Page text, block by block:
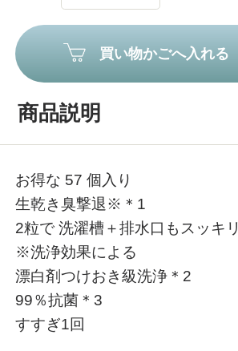
買い物かごへ入れる
商品説明
お得な 57 個入り
生乾き臭撃退※＊1
2粒で 洗濯槽＋排水口もスッキリ
※洗浄効果による
漂白剤つけおき級洗浄＊2
99％抗菌＊3
すすぎ1回